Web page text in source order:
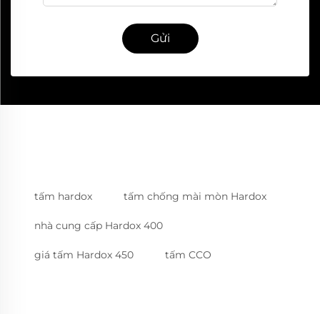
Gửi
tấm hardox tấm chống mài mòn Hardox
nhà cung cấp Hardox 400
giá tấm Hardox 450 tấm CCO